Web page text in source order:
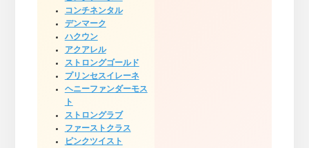
コンチネンタル
デンマーク
ハクウン
アクアレル
ストロングゴールド
プリンセスイレーネ
ヘニーファンダーモス
ト
ストロングラブ
ファーストクラス
ピンクツイスト